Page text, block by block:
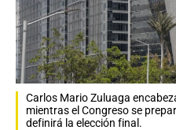
Carlos Mario Zuluaga
mientras el Congreso se
definirá la elección final.